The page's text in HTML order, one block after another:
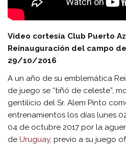
Vídeo cortesía Club Puerto
Reinauguración del campo
29/10/2016
A un año de su emblemática
de juego se “tiñó de celeste”,
gentilicio del Sr. Alem Pinto
entrenamientos los días lunes
04 de octubre 2017 por la
deUruguay, previo a su juego